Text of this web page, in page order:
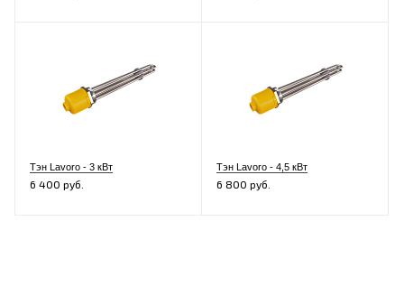
Тэн Lavoro - 3 кВт
6 400 руб.
Тэн Lavoro - 4,5 кВт
6 800 руб.